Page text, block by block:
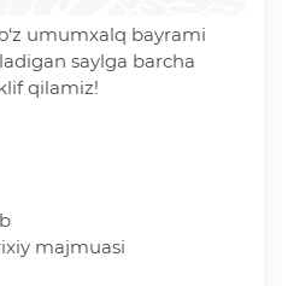
umumxalq bayrami
saylga barcha
qilamiz!
majmuasi